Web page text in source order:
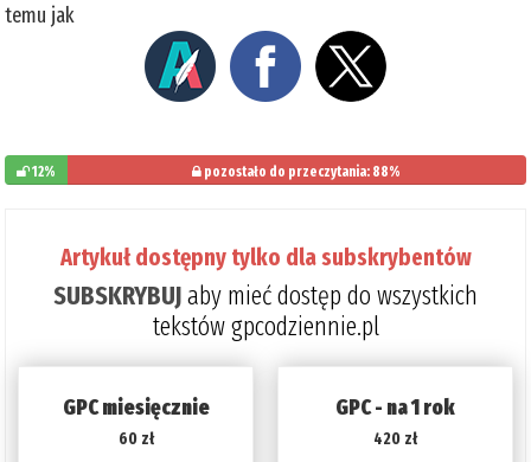
temu jak
12% pozostało do przeczytania: 88%
Artykuł dostępny tylko dla subskrybentów
SUBSKRYBUJaby mieć dostęp do wszystkich
tekstów gpcodziennie.pl
GPC miesięcznie
60 zł
GPC - na 1 rok
420 zł